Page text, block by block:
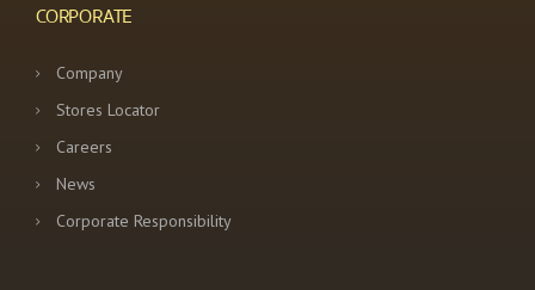
CORPORATE
Company
Stores Locator
Careers
News
Corporate Responsibility